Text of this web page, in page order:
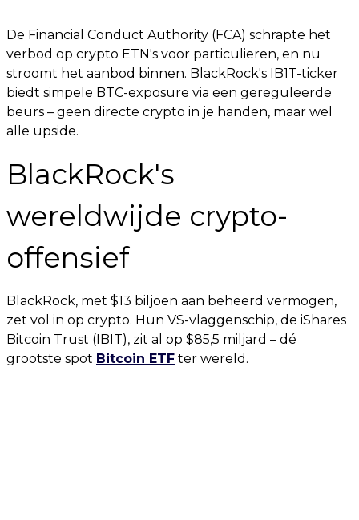
De Financial Conduct Authority (FCA) schrapte het
verbod op crypto ETN's voor particulieren, en nu
stroomt het aanbod binnen. BlackRock's IB1T-ticker
biedt simpele BTC-exposure via een gereguleerde
beurs – geen directe crypto in je handen, maar wel
alle upside.
BlackRock's
wereldwijde crypto-
offensief
BlackRock, met $13 biljoen aan beheerd vermogen,
zet vol in op crypto. Hun VS-vlaggenschip, de iShares
Bitcoin Trust (IBIT), zit al op $85,5 miljard – dé
grootste spot Bitcoin ETF ter wereld.